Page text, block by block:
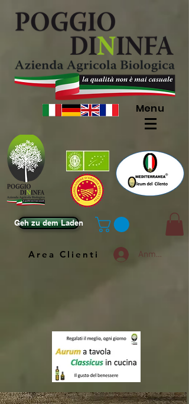
Anmelden
Geh zu dem Laden
Area Clienti
Menu